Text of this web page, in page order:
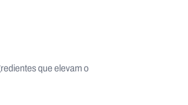
que elevam o